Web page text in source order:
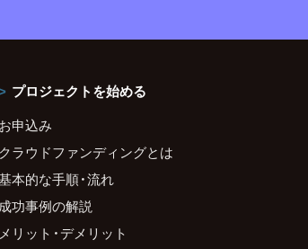
プロジェクトを始める
お申込み
クラウドファンディングとは
本的な手順・流れ
成功事例の解説
メリット・デメリット